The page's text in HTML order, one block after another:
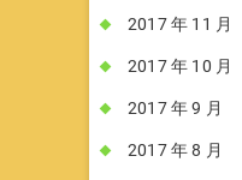
2017 年 11 月
2017 年 10 月
2017 年 9 月
2017 年 8 月